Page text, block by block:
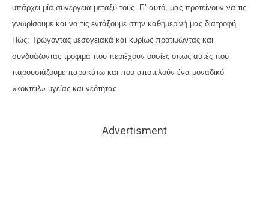
υπάρχει μία συνέργεια μεταξύ τους. Γι’ αυτό, μας προτείνουν να τις
γνωρίσουμε και να τις εντάξουμε στην καθημερινή μας διατροφή.
Πώς; Τρώγοντας μεσογειακά και κυρίως προτιμώντας και
συνδυάζοντας τρόφιμα που περιέχουν ουσίες όπως αυτές που
παρουσιάζουμε παρακάτω και που αποτελούν ένα μοναδικό
«κοκτέιλ» υγείας και νεότητας.
Advertisment